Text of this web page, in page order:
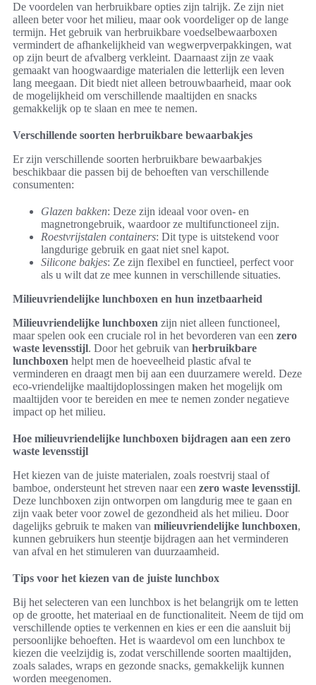
De voordelen van herbruikbare opties zijn talrijk. Ze zijn niet
alleen beter voor het milieu, maar ook voordeliger op de lange
termijn. Het gebruik van herbruikbare voedselbewaarboxen
vermindert de afhankelijkheid van wegwerpverpakkingen, wat
op zijn beurt de afvalberg verkleint. Daarnaast zijn ze vaak
gemaakt van hoogwaardige materialen die letterlijk een leven
lang meegaan. Dit biedt niet alleen betrouwbaarheid, maar ook
de mogelijkheid om verschillende maaltijden en snacks
gemakkelijk op te slaan en mee te nemen.
Verschillende soorten herbruikbare bewaarbakjes
Er zijn verschillende soorten herbruikbare bewaarbakjes
beschikbaar die passen bij de behoeften van verschillende
consumenten:
Glazen bakken: Deze zijn ideaal voor oven- en
magnetrongebruik, waardoor ze multifunctioneel zijn.
Roestvrijstalen containers: Dit type is uitstekend voor
langdurige gebruik en gaat niet snel kapot.
Silicone bakjes: Ze zijn flexibel en functieel, perfect voor
als u wilt dat ze mee kunnen in verschillende situaties.
Milieuvriendelijke lunchboxen en hun inzetbaarheid
Milieuvriendelijke lunchboxen zijn niet alleen functioneel,
maar spelen ook een cruciale rol in het bevorderen van een zero
waste levensstijl. Door het gebruik van herbruikbare
lunchboxen helpt men de hoeveelheid plastic afval te
verminderen en draagt men bij aan een duurzamere wereld. Deze
eco-vriendelijke maaltijdoplossingen maken het mogelijk om
maaltijden voor te bereiden en mee te nemen zonder negatieve
impact op het milieu.
Hoe milieuvriendelijke lunchboxen bijdragen aan een zero
waste levensstijl
Het kiezen van de juiste materialen, zoals roestvrij staal of
bamboe, ondersteunt het streven naar een zero waste levensstijl.
Deze lunchboxen zijn ontworpen om langdurig mee te gaan en
zijn vaak beter voor zowel de gezondheid als het milieu. Door
dagelijks gebruik te maken van milieuvriendelijke lunchboxen,
kunnen gebruikers hun steentje bijdragen aan het verminderen
van afval en het stimuleren van duurzaamheid.
Tips voor het kiezen van de juiste lunchbox
Bij het selecteren van een lunchbox is het belangrijk om te letten
op de grootte, het materiaal en de functionaliteit. Neem de tijd om
verschillende opties te verkennen en kies er een die aansluit bij
persoonlijke behoeften. Het is waardevol om een lunchbox te
kiezen die veelzijdig is, zodat verschillende soorten maaltijden,
zoals salades, wraps en gezonde snacks, gemakkelijk kunnen
worden meegenomen.